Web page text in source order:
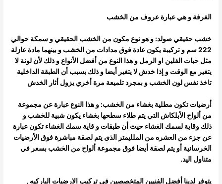
الغرفة و هي عبارة عروف من الخشب
خشب حقيقي صولد: و هو نوع مكون من الخشب الحقيقي و سمكة حوالي
222 سم و تركيبة يكون عادة فوق مدادات من الخشب و بينهما مادة عازلة
مثل حبات الفلين او الرمل و هذا النوع من أفضل الأنواع و ذلك لأن لونة لا
يتغير مع الوقت و إذا خدش لا يتغير أيضا و ذلك بسبب أن الطبقة الداخلية
تاخذنفس لون الخشب و بمجرد تلميعة مرة أخري يزول أثار الخدش
أرضيات تكون مطلية بغشاء من الخشب: و هذا النوع عبارة عن مجموعة
من ألواح الأبلكاش التي يتم طلاء سطحها بغشاء يكون شبية للخشب و
ذلك وقاية لسمك الغشاء حيث أن طبقات و قاية سمك الغشاء تكون عبارة
عن جزء من العشره من الملليمتر الذي يتم لصقة مباشرة فوق الأرضيات
الخرسانية أويتم لصقة أيضا فوق مجموعة ألواح من الخشب بسعر في
متناول اليد.
يتوفر لدينا أفضل الفنيين المتخصصين فى تركيب الارضيات الباركيه ,